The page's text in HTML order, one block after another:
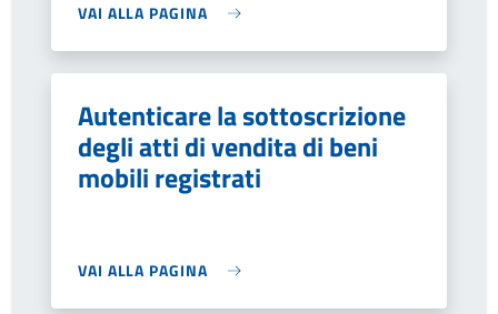
VAI ALLA PAGINA
Autenticare la sottoscrizione
degli atti di vendita di beni
mobili registrati
VAI ALLA PAGINA